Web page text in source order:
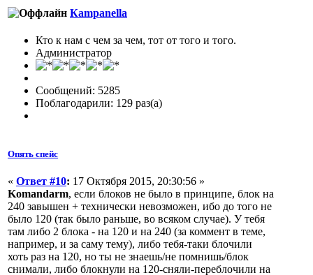
Кampanella
Кто к нам с чем за чем, тот от того и того.
Администратор
Сообщений: 5285
Поблагодарили: 129 раз(а)
Опять спейс
« Ответ #10: 17 Октября 2015, 20:30:56 »
Komandarm, если блоков не было в принципе, блок на
240 завышен + технически невозможен, ибо до того не
было 120 (так было раньше, во всяком случае). У тебя
там либо 2 блока - на 120 и на 240 (за коммент в теме,
например, и за саму тему), либо тебя-таки блочили
хоть раз на 120, но ты не знаешь/не помнишь/блок
снимали, либо блокнули на 120-сняли-переблочили на